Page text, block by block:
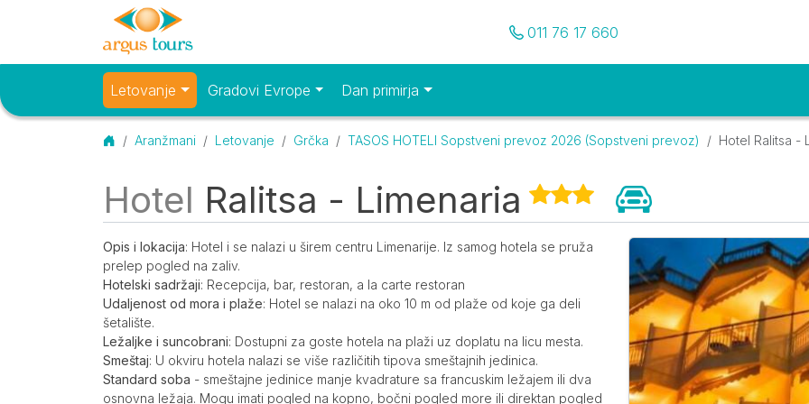
Pozovite nas
011 76 17 660
Osnovni meniLetovanje Gradovi Evrope Dan primirja
Početna
Aranžmani Letovanje Grčka TASOS HOTELI Sopstveni prevoz 2026 (Sopstveni prevoz) Hotel Ralitsa -
Hotel Ralitsa - Limenaria
O smeštaju Galerija
Opis
Opis i lokacija: Hotel i se nalazi u širem centru Limenarije. Iz samog hotela se pruža
prelep pogled na zaliv.
Hotelski sadržaji: Recepcija, bar, restoran, a la carte restoran
Udaljenost od mora i plaže: Hotel se nalazi na oko 10 m od plaže od koje ga deli
šetalište.
Ležaljke i suncobrani: Dostupni za goste hotela na plaži uz doplatu na licu mesta.
Smeštaj: U okviru hotela nalazi se više različitih tipova smeštajnih jedinica.
Standard soba - smeštajne jedinice manje kvadrature sa francuskim ležajem ili dva
osnovna ležaja. Mogu imati pogled na kopno, bočni pogled more ili direktan pogled